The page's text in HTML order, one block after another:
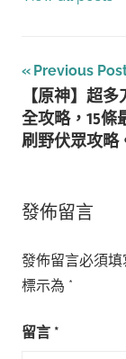
文
章
導
Previous
【原神】超
全攻略，15條
刷野伏眾攻略
發佈留言
發佈留言必須填
標示為 *
留言 *